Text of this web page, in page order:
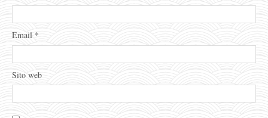
Email *
Sito web